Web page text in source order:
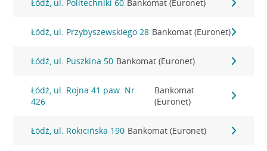
Łódź, ul. Politechniki 60 Bankomat (Euronet)
Łódź, ul. Przybyszewskiego 28 Bankomat (Euronet)
Łódź, ul. Puszkina 50 Bankomat (Euronet)
Łódź, ul. Rojna 41 paw. Nr.
426
Bankomat
(Euronet)
Łódź, ul. Rokicińska 190 Bankomat (Euronet)